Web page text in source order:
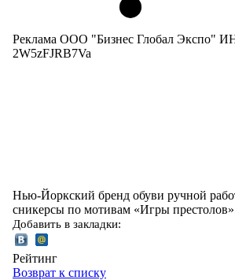
Реклама ООО "Бизнес Глобал Экспо"
2W5zFJRB7Va
Нью-Йоркский бренд обуви ручной
сникерсы по мотивам «Игры
Добавить в закладки:
Рейтинг
Возврат к списку